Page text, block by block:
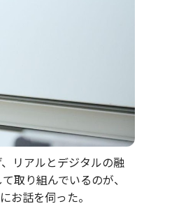
リアルとデジタルの融
取り組んでいるのが、
お話を伺った。